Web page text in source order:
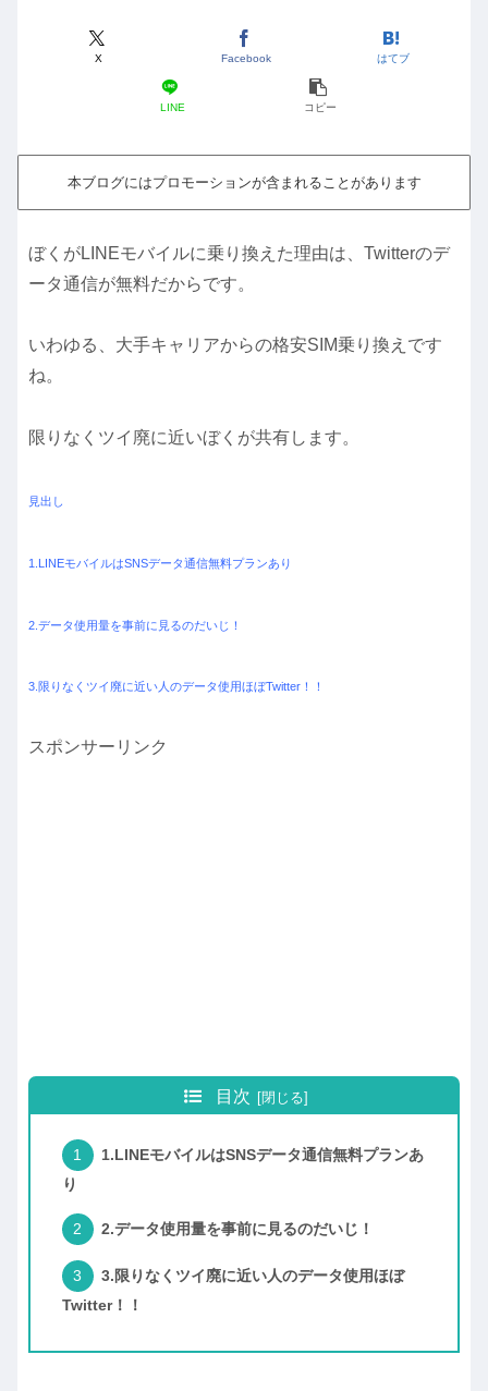
X Facebook はてブ
LINE コピー
本ブログにはプロモーションが含まれることがあります
ぼくがLINEモバイルに乗り換えた理由は、Twitterのデ
ータ通信が無料だからです。
いわゆる、大手キャリアからの格安SIM乗り換えです
ね。
限りなくツイ廃に近いぼくが共有します。
見出し
1.LINEモバイルはSNSデータ通信無料プランあり
2.データ使用量を事前に見るのだいじ！
3.限りなくツイ廃に近い人のデータ使用ほぼTwitter！！
スポンサーリンク
目次
1.LINEモバイルはSNSデータ通信無料プランあ
り
2.データ使用量を事前に見るのだいじ！
3.限りなくツイ廃に近い人のデータ使用ほぼ
Twitter！！